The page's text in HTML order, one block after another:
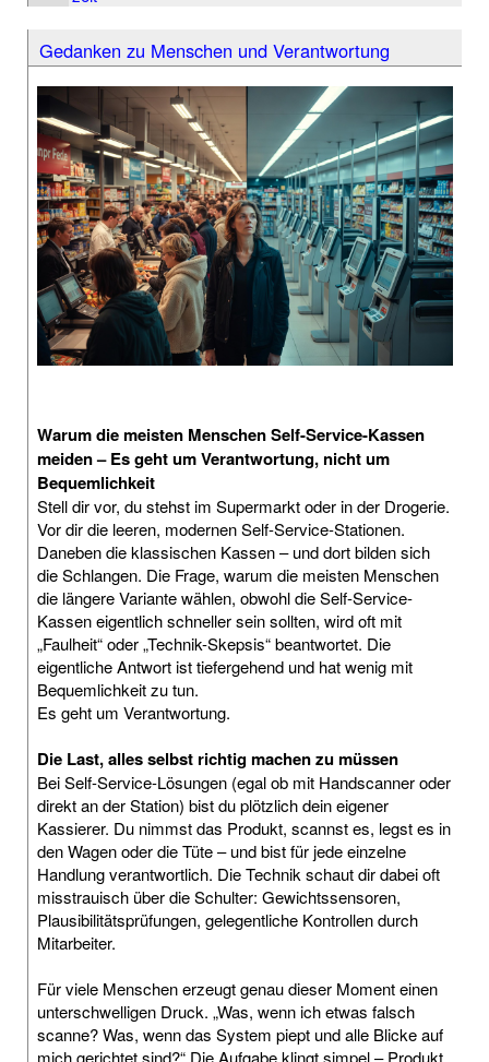
Gedanken zu Menschen und Verantwortung
Warum die meisten Menschen Self-Service-Kassen
meiden – Es geht um Verantwortung, nicht um
Bequemlichkeit
Stell dir vor, du stehst im Supermarkt oder in der Drogerie.
Vor dir die leeren, modernen Self-Service-Stationen.
Daneben die klassischen Kassen – und dort bilden sich
die Schlangen. Die Frage, warum die meisten Menschen
die längere Variante wählen, obwohl die Self-Service-
Kassen eigentlich schneller sein sollten, wird oft mit
„Faulheit“ oder „Technik-Skepsis“ beantwortet. Die
eigentliche Antwort ist tiefergehend und hat wenig mit
Bequemlichkeit zu tun.
Es geht um Verantwortung.
Die Last, alles selbst richtig machen zu müssen
Bei Self-Service-Lösungen (egal ob mit Handscanner oder
direkt an der Station) bist du plötzlich dein eigener
Kassierer. Du nimmst das Produkt, scannst es, legst es in
den Wagen oder die Tüte – und bist für jede einzelne
Handlung verantwortlich. Die Technik schaut dir dabei oft
misstrauisch über die Schulter: Gewichtssensoren,
Plausibilitätsprüfungen, gelegentliche Kontrollen durch
Mitarbeiter.
Für viele Menschen erzeugt genau dieser Moment einen
unterschwelligen Druck. „Was, wenn ich etwas falsch
scanne? Was, wenn das System piept und alle Blicke auf
mich gerichtet sind?“ Die Aufgabe klingt simpel – Produkt